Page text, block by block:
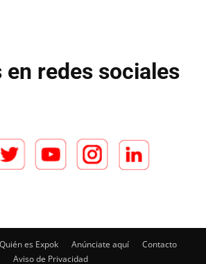
en redes sociales
Quién es Expok Anúnciate aquí
Contacto
Aviso de Privacidad